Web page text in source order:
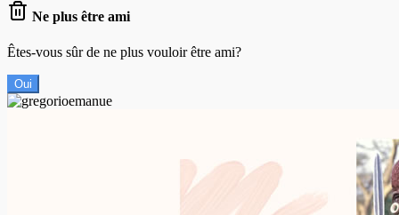
Ne plus être ami
Êtes-vous sûr de ne plus vouloir être ami?
Oui